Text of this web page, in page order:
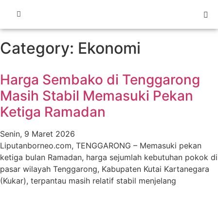
Category: Ekonomi
Harga Sembako di Tenggarong
Masih Stabil Memasuki Pekan
Ketiga Ramadan
Senin, 9 Maret 2026
Liputanborneo.com, TENGGARONG – Memasuki pekan
ketiga bulan Ramadan, harga sejumlah kebutuhan pokok di
pasar wilayah Tenggarong, Kabupaten Kutai Kartanegara
(Kukar), terpantau masih relatif stabil menjelang